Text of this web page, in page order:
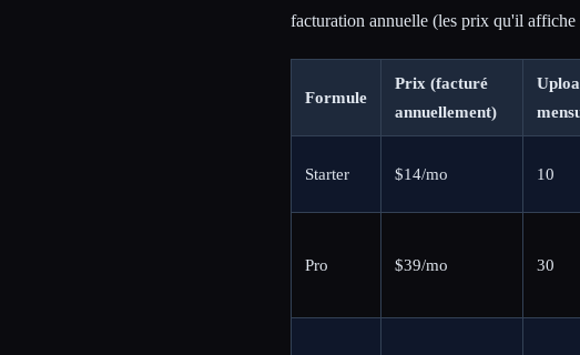
facturation annuelle (les prix qu'il affiche
Formule
Prix (facturé
annuellement)
Starter $14/mo 10
Pro $39/mo 30